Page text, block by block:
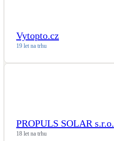
Vytopto.cz
19 let na trhu
PROPULS SOLAR s.r.o.
18 let na trhu